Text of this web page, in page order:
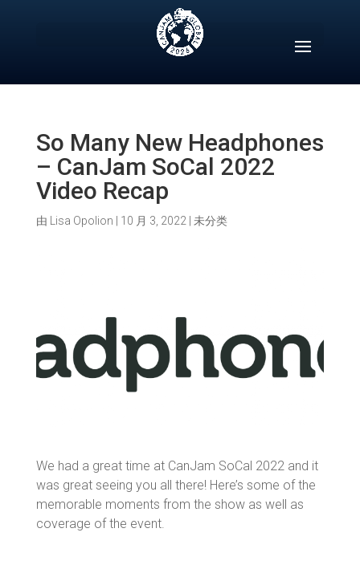
So Many New Headphones
– CanJam SoCal 2022
Video Recap
由 Lisa Opolion 10 月 3, 2022 未分类
We had a great time at CanJam SoCal 2022 and it
was great seeing you all there! Here’s some of the
memorable moments from the show as well as
coverage of the event.